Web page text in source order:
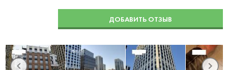
ДОБАВИТЬ ОТЗЫВ